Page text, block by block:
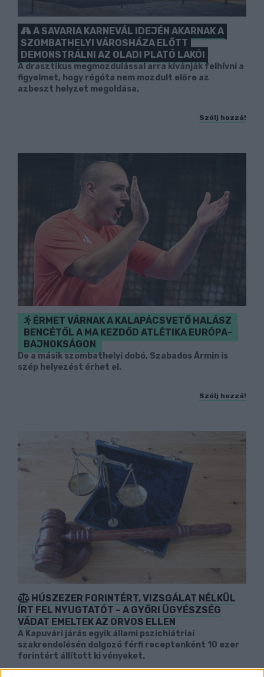
A SAVARIA KARNEVÁL IDEJÉN AKARNAK A
SZOMBATHELYI VÁROSHÁZA ELŐTT
DEMONSTRÁLNI AZ OLADI PLATÓ LAKÓI
A drasztikus megmozdulással arra kívánják felhívni a
figyelmet, hogy régóta nem mozdult előre az
azbeszt helyzet megoldása.
Szólj hozzá!
ÉRMET VÁRNAK A KALAPÁCSVETŐ HALÁSZ
BENCÉTŐL A MA KEZDŐD ATLÉTIKA EURÓPA-
BAJNOKSÁGON
De a másik szombathelyi dobó, Szabados Ármin is
szép helyezést érhet el.
Szólj hozzá!
HÚSZEZER FORINTÉRT, VIZSGÁLAT NÉLKÜL
ÍRT FEL NYUGTATÓT – A GYŐRI ÜGYÉSZSÉG
VÁDAT EMELTEK AZ ORVOS ELLEN
A Kapuvári járás egyik állami pszichiátriai
szakrendelésén dolgozó férfi receptenként 10 ezer
forintért állított ki vényeket.